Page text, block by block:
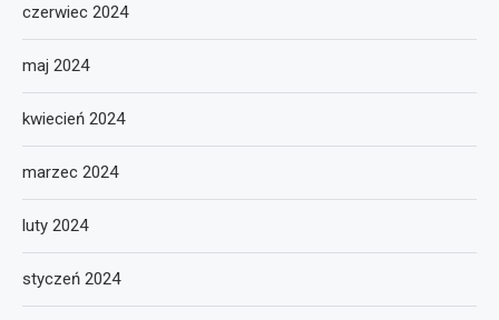
czerwiec 2024
maj 2024
kwiecień 2024
marzec 2024
luty 2024
styczeń 2024